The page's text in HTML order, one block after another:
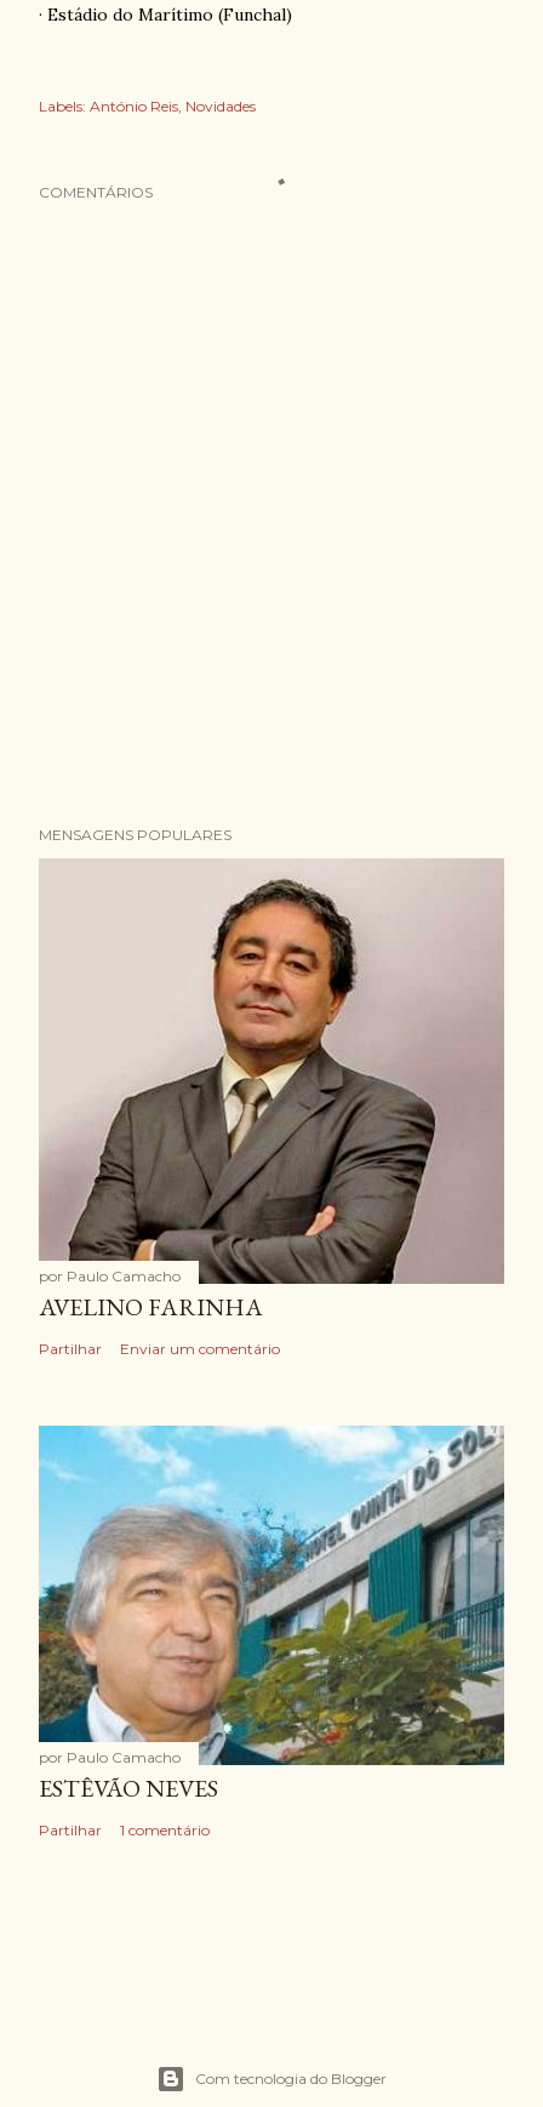
· Estádio do Marítimo (Funchal)
Labels: António Reis Novidades
COMENTÁRIOS
MENSAGENS POPULARES
por Paulo Camacho
AVELINO FARINHA
Partilhar Enviar um comentário
por Paulo Camacho
ESTÊVÃO NEVES
Partilhar 1 comentário
Com tecnologia do Blogger